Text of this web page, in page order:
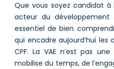
Que vous soyez candidat à
acteur du
essentiel de bien
qui encadre aujourd’hui les
CPF. La VAE n’est pas
mobilise du temps, de